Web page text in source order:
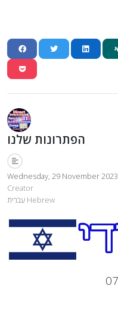
הפתרונות שלנו
Wednesday, 29 November 2023
Creator
עִברִית Hebrew